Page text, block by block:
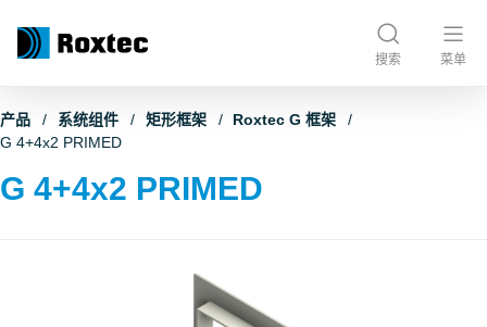
搜索 菜单
产品 系统组件 矩形框架
Roxtec G 框架
G 4+4x2 PRIMED
G 4+4x2 PRIMED